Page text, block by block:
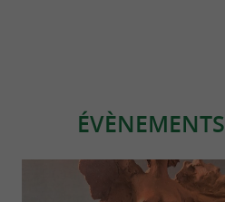
ÉVÈNEMENTS